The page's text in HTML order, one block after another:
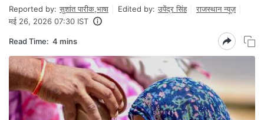
Reported by: सुशांत पारीक,भाषा Edited by: उपेंद्र सिंह
राजस्थान न्यूज़
मई 26, 2026 07:30 IST
Read Time: 4 mins